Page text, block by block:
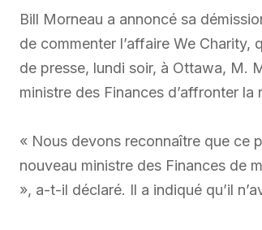
Bill Morneau a annoncé sa
de commenter l’affaire We
de presse, lundi soir, à Ottawa, M.
ministre des Finances d’affronter
« Nous devons reconnaître que ce
nouveau ministre des Finances de
», a-t-il déclaré. Il a indiqué qu’il